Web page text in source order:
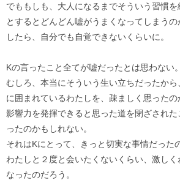
でももしも、大人になるまでそういう習慣
とするとどんどん嘘がうまくなってしまう
したら、自分でも自覚できないくらいに。
Kの言ったこと全てが嘘だったとは思わない。
むしろ、本当にそういう生い立ちだったか
に囲まれているわたしを、疎ましく思った
影響力を発揮できると思った道を閉ざされ
ったのかもしれない。
それはKにとって、きっと切実な事情だった
わたしと２度と会いたくないくらい、激し
なったのだろう。